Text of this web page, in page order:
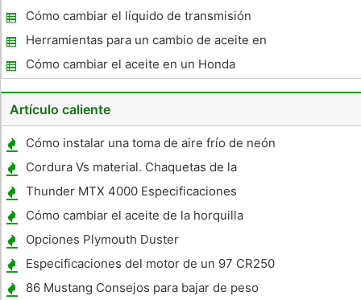
Cómo cambiar el líquido de transmisión
automática en una
Herramientas para un cambio de aceite en
una motocicleta
Cómo cambiar el aceite en un Honda
Accord LX 1991
Artículo caliente
Cómo instalar una toma de aire frío de neón
de Dodge
Cordura Vs material. Chaquetas de la
motocicleta malla
Thunder MTX 4000 Especificaciones
Cómo cambiar el aceite de la horquilla
delantera de una motocicleta Victory
Opciones Plymouth Duster
Especificaciones del motor de un 97 CR250
86 Mustang Consejos para bajar de peso